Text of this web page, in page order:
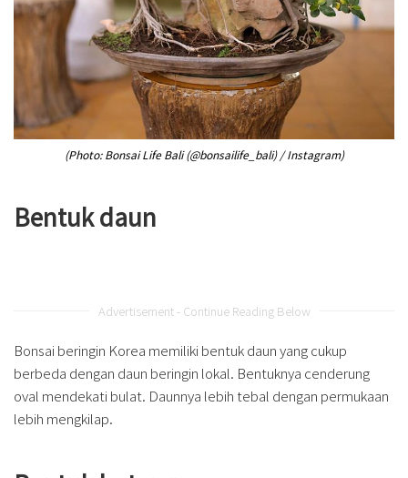
(Photo: Bonsai Life Bali (@bonsailife_bali) / Instagram)
Bentuk daun
Advertisement - Continue Reading Below
Bonsai beringin Korea memiliki bentuk daun yang cukup
berbeda dengan daun beringin lokal. Bentuknya cenderung
oval mendekati bulat. Daunnya lebih tebal dengan permukaan
lebih mengkilap.